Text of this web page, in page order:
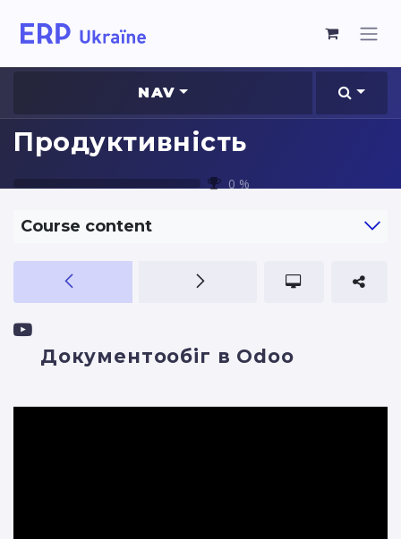
NAV
Продуктивність
0 %
Course content
Документообіг в Odoo